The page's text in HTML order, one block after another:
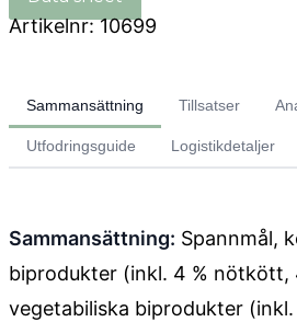
Artikelnr:10699
Sammansättning Tillsatser
Utfodringsguide Logistikdetaljer
Sammansättning: Spannmål,
biprodukter (inkl. 4 % nötkött,
vegetabiliska biprodukter (inkl.